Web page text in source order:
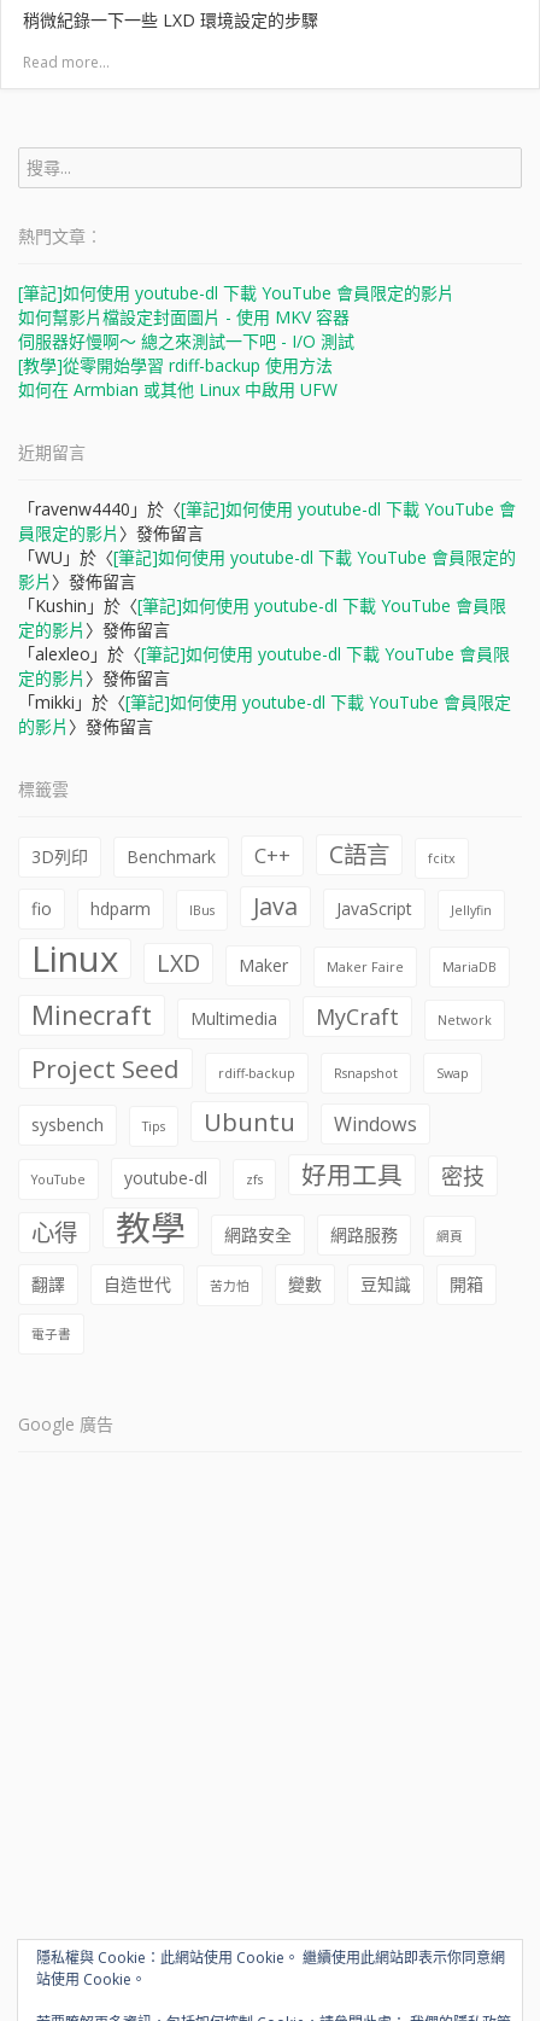
稍微紀錄一下一些 LXD 環境設定的步驟
Read more...
搜
尋
鍵
熱門文章︰
[筆記]如何使用 youtube-dl 下載 YouTube 會員限定的影片
如何幫影片檔設定封面圖片 - 使用 MKV 容器
伺服器好慢啊～ 總之來測試一下吧 - I/O 測試
[教學]從零開始學習 rdiff-backup 使用方法
如何在 Armbian 或其他 Linux 中啟用 UFW
近期留言
「ravenw4440 」於〈[筆記]如何使用 youtube-dl 下載 YouTube 會
員限定的影片 〉發佈留言
「WU 」於〈[筆記]如何使用 youtube-dl 下載 YouTube 會員限定的
影片 〉發佈留言
「Kushin 」於〈[筆記]如何使用 youtube-dl 下載 YouTube 會員限
定的影片 〉發佈留言
「alexleo 」於〈[筆記]如何使用 youtube-dl 下載 YouTube 會員限
定的影片 〉發佈留言
「mikki 」於〈[筆記]如何使用 youtube-dl 下載 YouTube 會員限定
的影片 〉發佈留言
標籤雲
3D列印 Benchmark C++ C語言 fcitx
fio hdparm IBus Java JavaScript Jellyfin
Linux LXD Maker Maker Faire MariaDB
Minecraft Multimedia MyCraft Network
Project Seed rdiff-backup Rsnapshot Swap
sysbench Tips Ubuntu Windows
YouTube youtube-dl zfs 好用工具 密技
心得 教學 網路安全 網路服務 網頁
翻譯 自造世代 苦力怕 變數 豆知識 開箱
電子書
Google 廣告
隱私權與 Cookie：此網站使用 Cookie。 繼續使用此網站即表示你同意網
站使用 Cookie。